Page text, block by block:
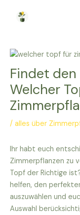
Findet
Welcher
/ alles über
Ihr habt euch
Zimmerpflanzen zu
Topf der Richtige
helfen, den
auszuwählen und
Auswahl